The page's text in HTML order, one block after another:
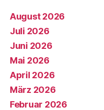
August 2026
Juli 2026
Juni 2026
Mai 2026
April 2026
März 2026
Februar 2026